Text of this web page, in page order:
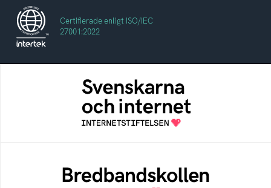
Certifierade enligt ISO/IEC
27001:2022
Svenskarna och internet
En årlig studie av svenska folkets
internetvanor
Bredbandskollen är ett oberoende
konsumentverktyg som drivs av